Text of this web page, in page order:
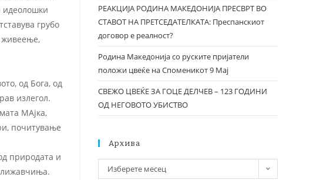
идеолошки
грубо
живеење,
од Бога, од
излегол.
МАјка,
почитување
природата и
лижавчиња.
РЕАКЦИЈА РОДИНА МАКЕДОНИЈА ПРЕСВРТ ВО
СТАВОТ НА ПРЕТСЕДАТЕЛКАТА: Преспанскиот
договор е реалност?
Родина Македонија со руските пријатели
положи цвеќе на Споменикот 9 Мај
СВЕЖО ЦВЕЌЕ ЗА ГОЦЕ ДЕЛЧЕВ – 123 ГОДИНИ
ОД НЕГОВОТО УБИСТВО
Архива
Изберете месец